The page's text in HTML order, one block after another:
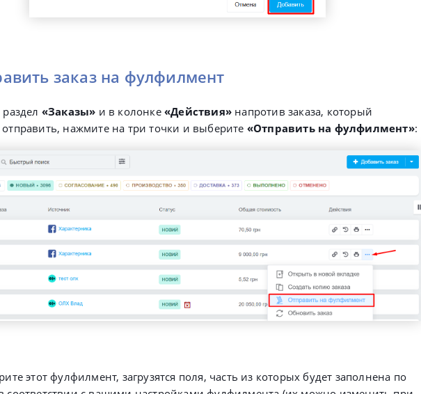
заказ на фулфилмент
«Заказы» и в колонке«Действия» напротив заказа, который
нажмите на три точки и выберите «Отправить на фулфилмент»:
этот фулфилмент, загрузятся поля, часть из которых будет заполнена по